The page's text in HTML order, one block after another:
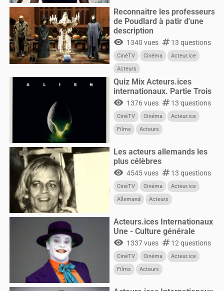
Reconnaitre les professeurs
de Poudlard à patir d'une
description
visibility 1340 vues numbers13 questions
CinéTV Cinéma
Acteur.ice
Acteurs
Quiz Mix Acteurs.ices
internationaux. Partie Trois
visibility 1376 vues numbers13 questions
CinéTV Cinéma
Acteur.ice
Films
Acteurs
Les acteurs allemands les
plus célèbres
visibility 4545 vues numbers13 questions
CinéTV Cinéma
Acteur.ice
Allemand
Acteurs
Acteurs.ices Internationaux
Une - Culture générale
visibility 1337 vues numbers12 questions
CinéTV Cinéma
Acteur.ice
Films
Acteurs